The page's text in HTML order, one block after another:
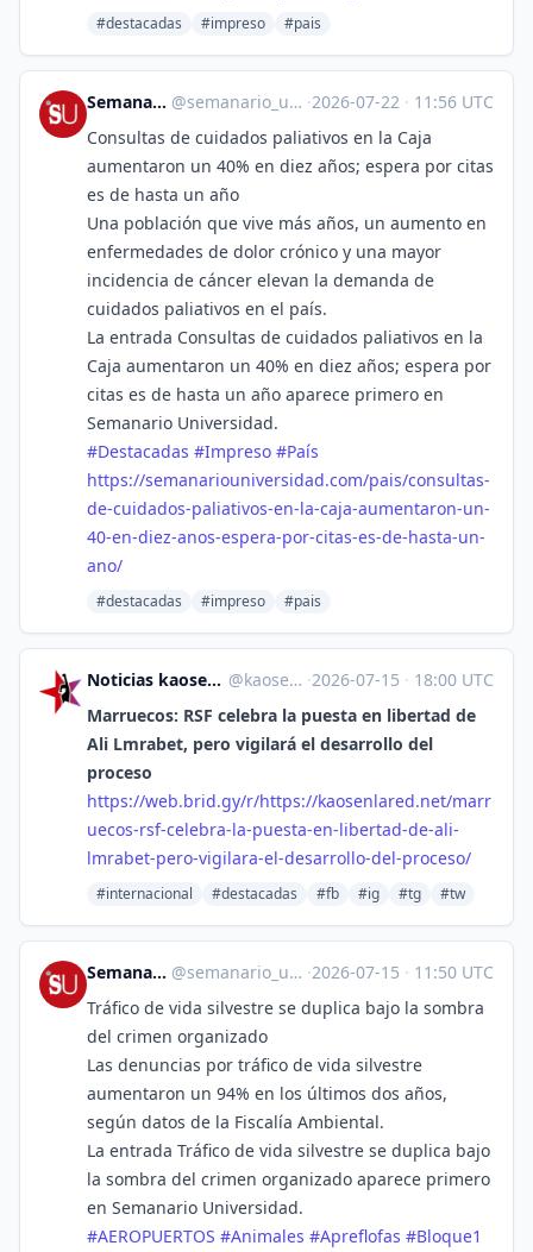
#destacadas #impreso #pais
Semanario Universidad @semanario_universidad@bots.fedi.cr ·2026-07-22 · 11:56 UTC
Consultas de cuidados paliativos en la Caja
aumentaron un 40% en diez años; espera por citas
es de hasta un año
Una población que vive más años, un aumento en
enfermedades de dolor crónico y una mayor
incidencia de cáncer elevan la demanda de
cuidados paliativos en el país.
La entrada Consultas de cuidados paliativos en la
Caja aumentaron un 40% en diez años; espera por
citas es de hasta un año aparece primero en
Semanario Universidad.
#Destacadas #Impreso #País
https://semanariouniversidad.com/pais/consultas-
de-cuidados-paliativos-en-la-caja-aumentaron-un-
40-en-diez-anos-espera-por-citas-es-de-hasta-un-
ano/
#destacadas #impreso #pais
Noticias kaosenlared.net Contrainformación [Unofficial] @kaosenlared.net@web.brid.gy ·2026-07-15 · 18:00 UTC
Marruecos: RSF celebra la puesta en libertad de
Ali Lmrabet, pero vigilará el desarrollo del
proceso
https://web.brid.gy/r/https://kaosenlared.net/marr
uecos-rsf-celebra-la-puesta-en-libertad-de-ali-
lmrabet-pero-vigilara-el-desarrollo-del-proceso/
#internacional #destacadas #fb #ig #tg #tw
Semanario Universidad @semanario_universidad@bots.fedi.cr ·2026-07-15 · 11:50 UTC
Tráfico de vida silvestre se duplica bajo la sombra
del crimen organizado
Las denuncias por tráfico de vida silvestre
aumentaron un 94% en los últimos dos años,
según datos de la Fiscalía Ambiental.
La entrada Tráfico de vida silvestre se duplica bajo
la sombra del crimen organizado aparece primero
en Semanario Universidad.
#AEROPUERTOS #Animales #Apreflofas #Bloque1